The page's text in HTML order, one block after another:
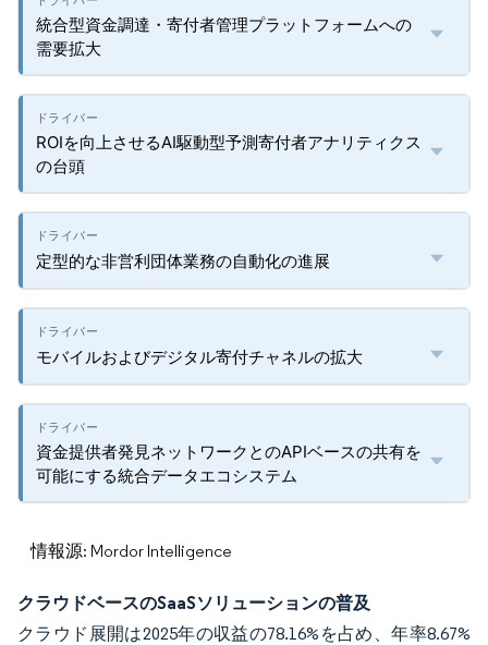
統合型資金調達・寄付者管理プラットフォームへの
需要拡大
ROIを向上させるAI駆動型予測寄付者アナリティクス
の台頭
定型的な非営利団体業務の自動化の進展
モバイルおよびデジタル寄付チャネルの拡大
資金提供者発見ネットワークとのAPIベースの共有を
可能にする統合データエコシステム
情報源: Mordor Intelligence
クラウドベースのSaaSソリューションの普及
クラウド展開は2025年の収益の78.16%を占め、年率8.67%